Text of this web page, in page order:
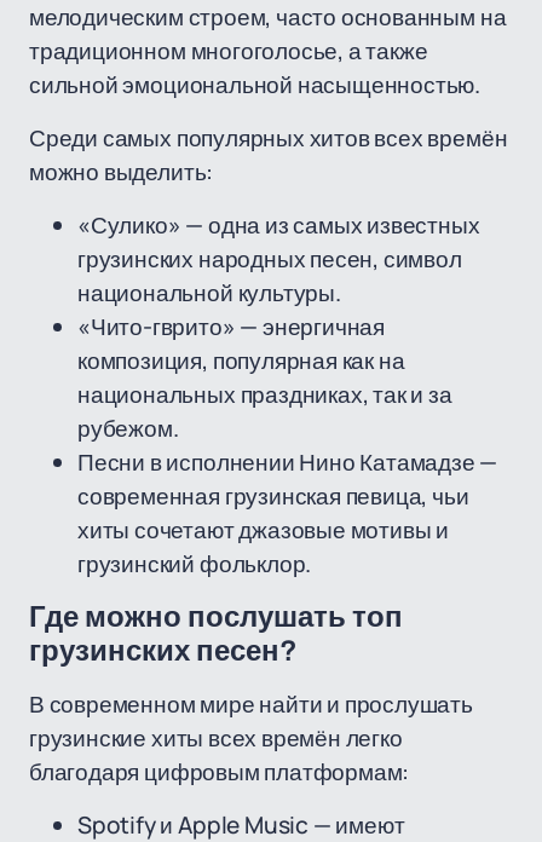
мелодическим строем, часто основанным на
традиционном многоголосье, а также
сильной эмоциональной насыщенностью.
Среди самых популярных хитов всех времён
можно выделить:
«Сулико» — одна из самых известных
грузинских народных песен, символ
национальной культуры.
«Чито-гврито» — энергичная
композиция, популярная как на
национальных праздниках, так и за
рубежом.
Песни в исполнении Нино Катамадзе —
современная грузинская певица, чьи
хиты сочетают джазовые мотивы и
грузинский фольклор.
Где можно послушать топ
грузинских песен?
В современном мире найти и прослушать
грузинские хиты всех времён легко
благодаря цифровым платформам:
Spotify и Apple Music — имеют